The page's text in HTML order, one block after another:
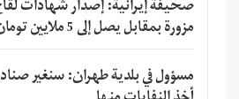
صحيفة إيرانية: إصدار شهادات
مزورة بمقابل يصل إلى 5 ملايين تومان
مسؤول في بلدية طهران: سنغير